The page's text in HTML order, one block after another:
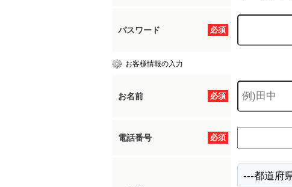
必須
パスワード
お客様情報の入力
必須
お名前
必須
電話番号